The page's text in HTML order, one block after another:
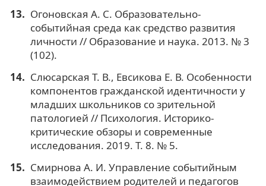
Огоновская А. С. Образовательно-
событийная среда как средство развития
личности // Образование и наука. 2013. № 3
(102).
Слюсарская Т. В., Евсикова Е. В. Особенности
компонентов гражданской идентичности у
младших школьников со зрительной
патологией // Психология. Историко-
критические обзоры и современные
исследования. 2019. Т. 8. № 5.
Смирнова А. И. Управление событийным
взаимодействием родителей и педагогов